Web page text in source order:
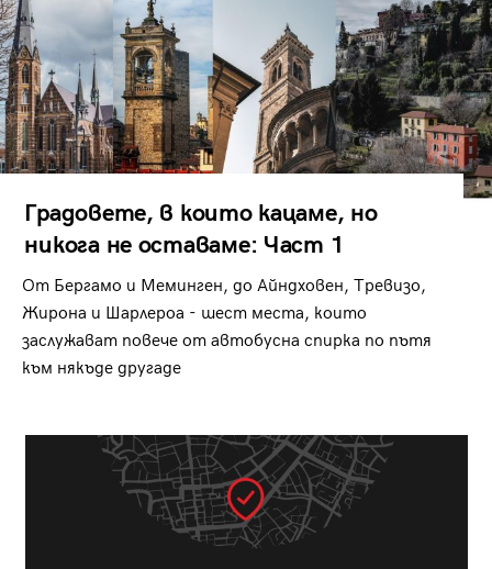
Градовете, в които кацаме, но
никога не оставаме: Част 1
От Бергамо и Меминген, до Айндховен, Тревизо,
Жирона и Шарлероа - шест места, които
заслужават повече от автобусна спирка по пътя
към някъде другаде